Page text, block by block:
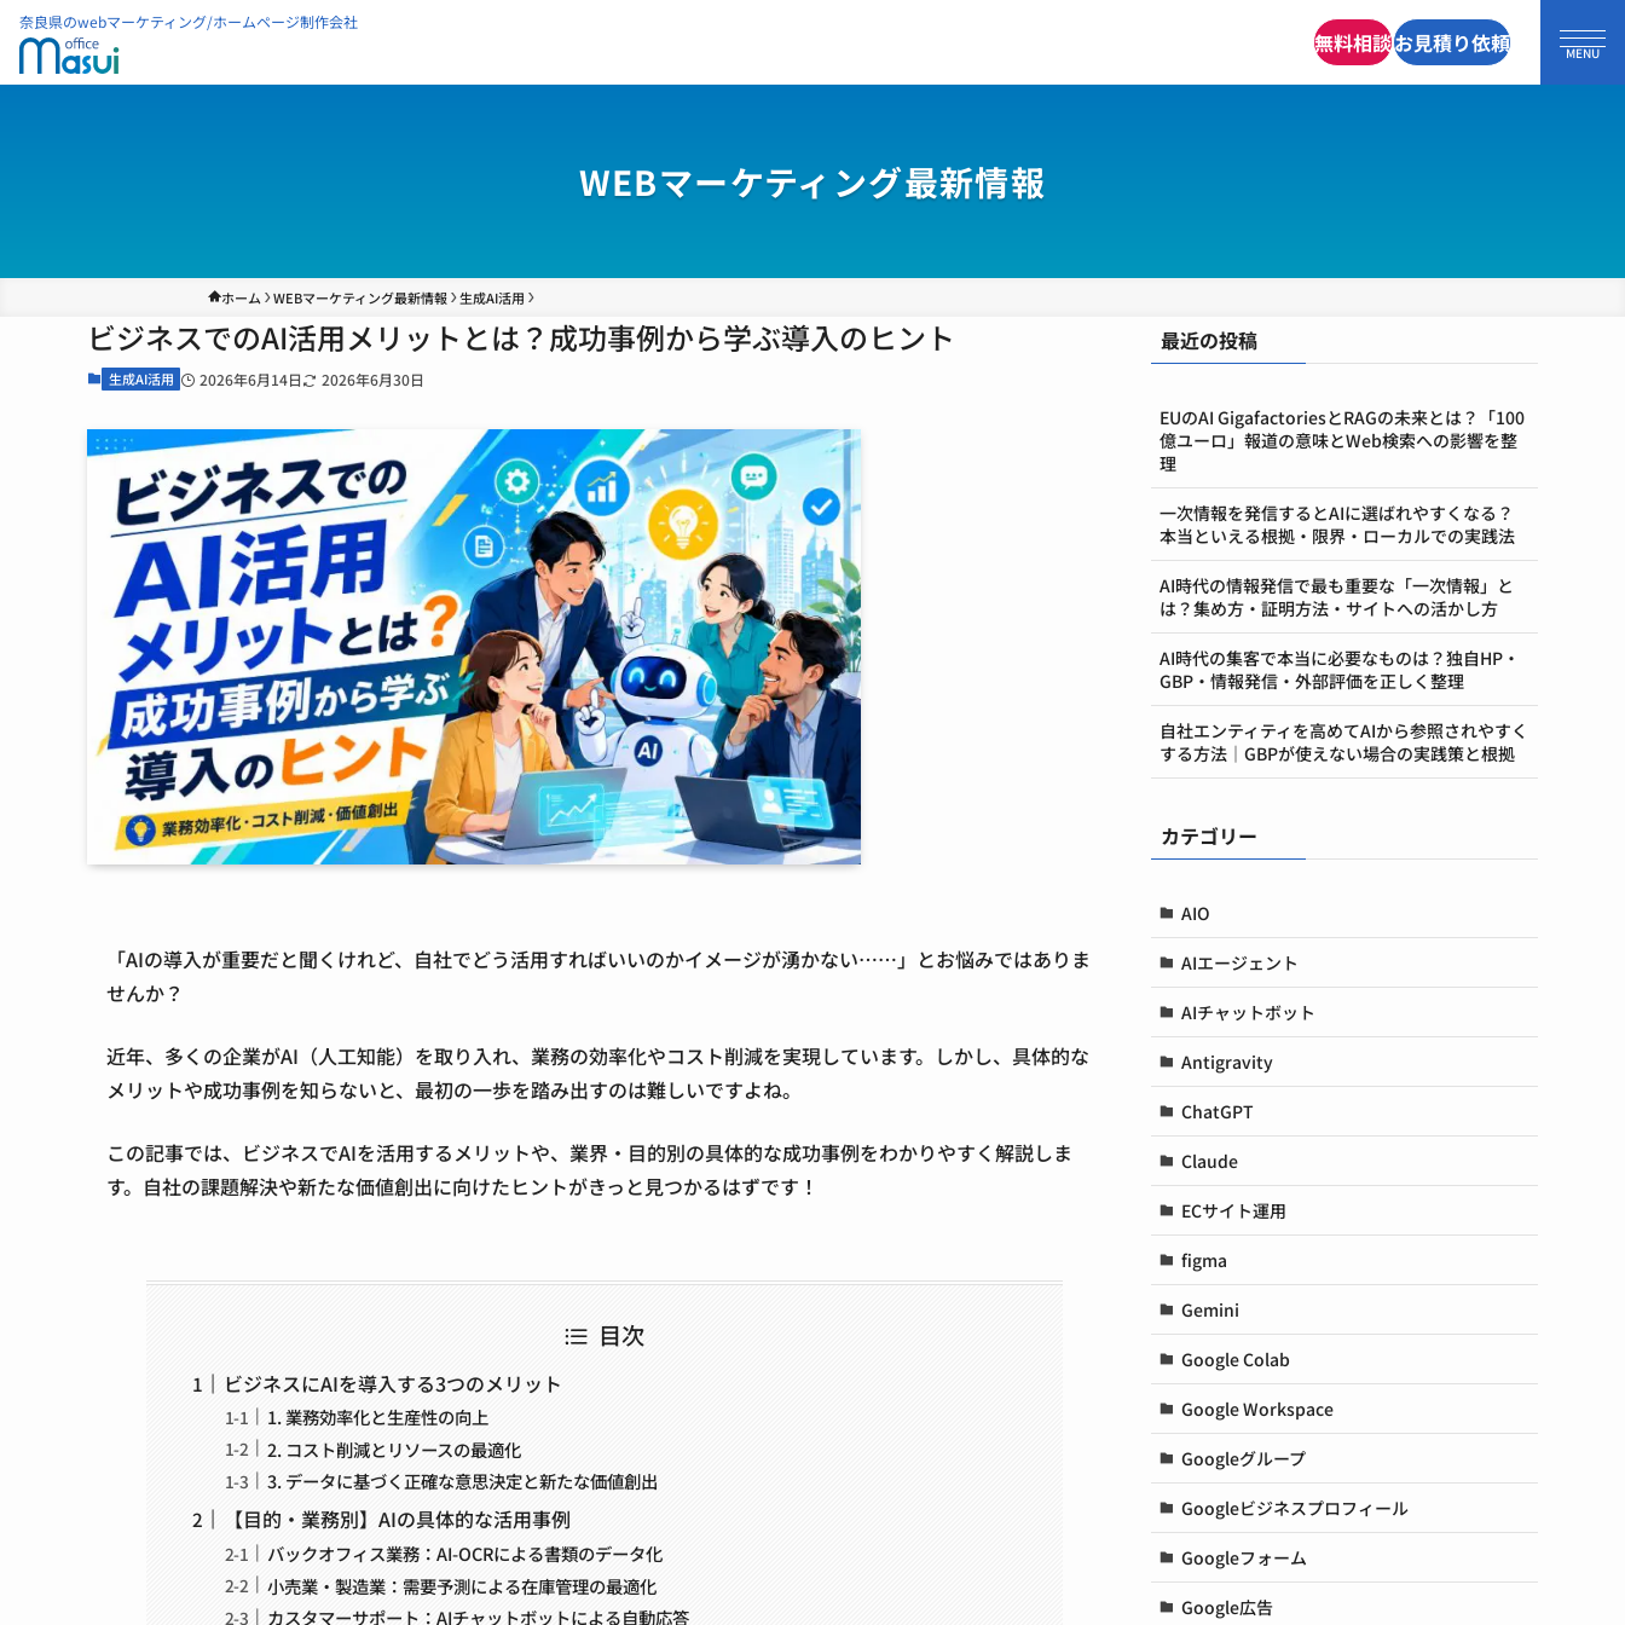
奈良県のwebマーケティング/ホームページ制作会社
無料相談お見積り依頼
WEBマーケティング最新情報
ホーム WEBマーケティング最新情報 生成AI活用
ビジネスでのAI活用メリットとは？成功事例から学ぶ導入のヒント
生成AI活用 2026年6月14日 2026年6月30日
「AIの導入が重要だと聞くけれど、自社でどう活用すればいいのかイメージが湧かない……」とお悩みではありま
せんか？
近年、多くの企業がAI（人工知能）を取り入れ、業務の効率化やコスト削減を実現しています。しかし、具体的な
メリットや成功事例を知らないと、最初の一歩を踏み出すのは難しいですよね。
この記事では、ビジネスでAIを活用するメリットや、業界・目的別の具体的な成功事例をわかりやすく解説しま
す。自社の課題解決や新たな価値創出に向けたヒントがきっと見つかるはずです！
目次
ビジネスにAIを導入する3つのメリット
1. 業務効率化と生産性の向上
2. コスト削減とリソースの最適化
3. データに基づく正確な意思決定と新たな価値創出
【目的・業務別】AIの具体的な活用事例
バックオフィス業務：AI-OCRによる書類のデータ化
小売業・製造業：需要予測による在庫管理の最適化
カスタマーサポート：AIチャットボットによる自動応答
最近の投稿
EUのAI GigafactoriesとRAGの未来とは？「100
億ユーロ」報道の意味とWeb検索への影響を整
理
一次情報を発信するとAIに選ばれやすくなる？
本当といえる根拠・限界・ローカルでの実践法
AI時代の情報発信で最も重要な「一次情報」と
は？集め方・証明方法・サイトへの活かし方
AI時代の集客で本当に必要なものは？独自HP・
GBP・情報発信・外部評価を正しく整理
自社エンティティを高めてAIから参照されやすく
する方法｜GBPが使えない場合の実践策と根拠
カテゴリー
AIO
AIエージェント
AIチャットボット
Antigravity
ChatGPT
Claude
ECサイト運用
figma
Gemini
Google Colab
Google Workspace
Googleグループ
Googleビジネスプロフィール
Googleフォーム
Google広告